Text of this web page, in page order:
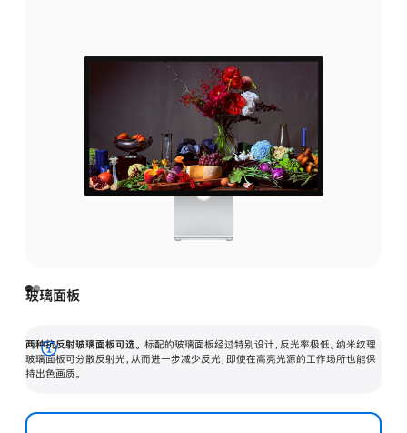
玻璃面板
两种抗反射玻璃面板可选。 标配的玻璃面板经过特别设计，反光率极低。纳米纹理
玻璃面板可分散反射光，从而进一步减少反光，即使在高亮光源的工作场所也能保
持出色画质。
展
开